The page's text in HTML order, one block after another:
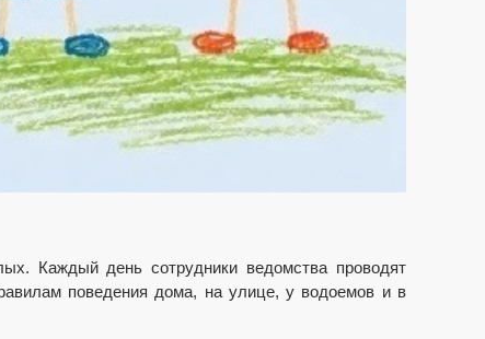
Каждый день сотрудники ведомства проводят
поведения дома, на улице, у водоемов и в